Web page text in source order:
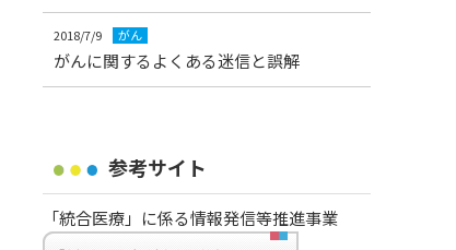
2018/7/9 がん
がんに関するよくある迷信と誤解
参考サイト
「統合医療」に係る情報発信等推進事業